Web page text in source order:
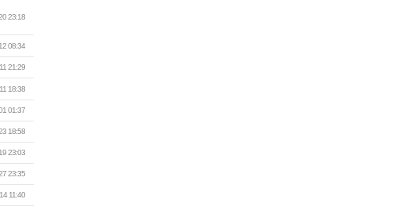
23:18
08:34
21:29
18:38
01:37
18:58
23:03
23:35
11:40